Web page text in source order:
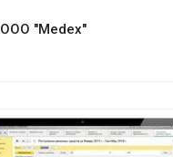
ООО "Medex"